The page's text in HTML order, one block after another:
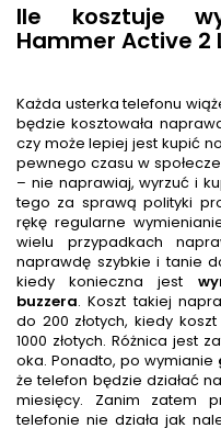
Ile kosztuje
Hammer Active 2
Każda usterka telefonu
będzie kosztowała
czy może lepiej jest kupić
pewnego czasu w
– nie naprawiaj, wyrzuć i
tego za sprawą polityki
rękę regularne
wielu przypadkach
naprawdę szybkie i tanie
kiedy konieczna jest
buzzera. Koszt takiej
do 200 złotych, kiedy
1000 złotych. Różnica jest
oka. Ponadto, po wymianie
że telefon będzie działać
miesięcy. Zanim zatem
telefonie nie działa jak